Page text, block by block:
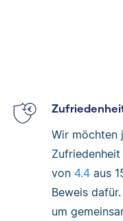
Wir möchten
von 4.4 aus
Beweis
um